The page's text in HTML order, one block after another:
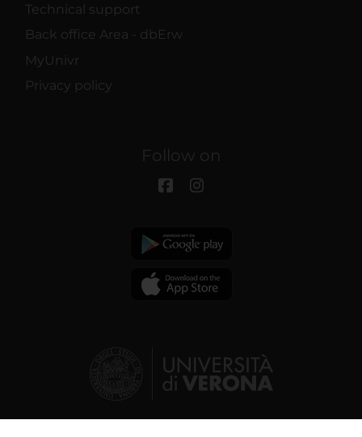
Technical support
Back office Area - dbErw
MyUnivr
Privacy policy
Follow on